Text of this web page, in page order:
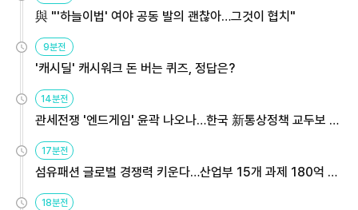
與 "'하늘이법' 여야 공동 발의 괜찮아…그것이 협치"
9분전
'캐시딜' 캐시워크 돈 버는 퀴즈, 정답은?
14분전
관세전쟁 '엔드게임' 윤곽 나오나…한국 新통상정책 교두보 활
용해야
17분전
섬유패션 글로벌 경쟁력 키운다…산업부 15개 과제 180억 지
원
18분전